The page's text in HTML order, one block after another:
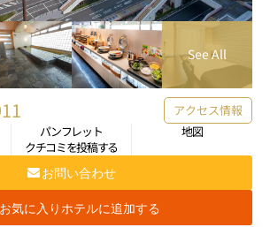
アクセス情報
パンフレット
地図
クチコミを投稿する
お問い合わせ
お気に入りホテルに追加する